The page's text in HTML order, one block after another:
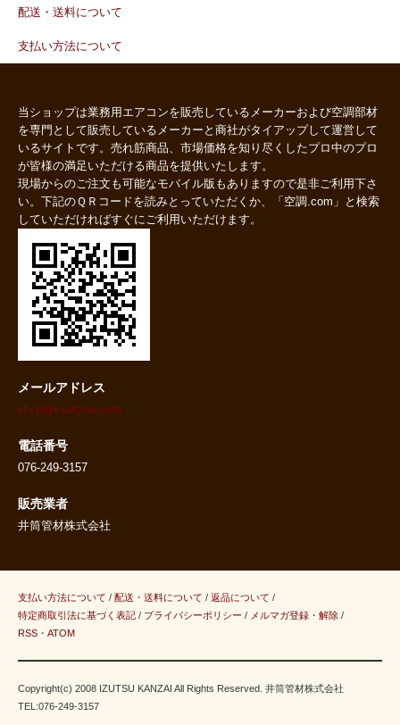
配送・送料について
支払い方法について
当ショップは業務用エアコンを販売しているメーカーおよび空調部材
を専門として販売しているメーカーと商社がタイアップして運営して
いるサイトです。売れ筋商品、市場価格を知り尽くしたプロ中のプロ
が皆様の満足いただける商品を提供いたします。
現場からのご注文も可能なモバイル版もありますので是非ご利用下さ
い。下記のＱＲコードを読みとっていただくか、「空調.com」と検索
していただければすぐにご利用いただけます。
メールアドレス
shop@kuutyou.com
電話番号
076-249-3157
販売業者
井筒管材株式会社
支払い方法について / 配送・送料について / 返品について /
特定商取引法に基づく表記 / プライバシーポリシー / メルマガ登録・解除 /
RSS ・ ATOM
Copyright(c) 2008 IZUTSU KANZAI All Rights Reserved. 井筒管材株式会社
TEL:076-249-3157